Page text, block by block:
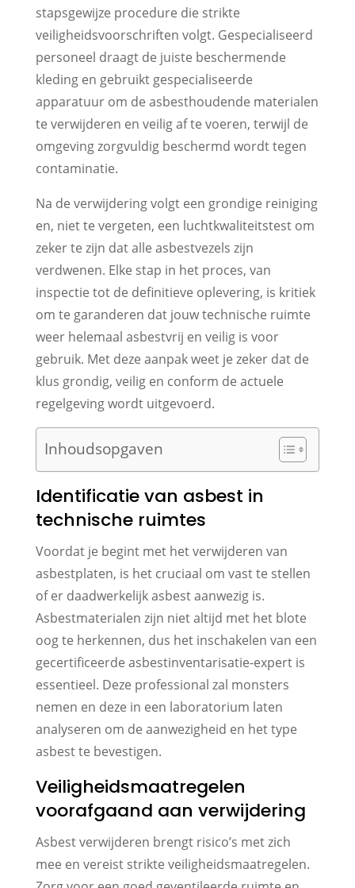
stapsgewijze procedure die strikte
veiligheidsvoorschriften volgt. Gespecialiseerd
personeel draagt de juiste beschermende
kleding en gebruikt gespecialiseerde
apparatuur om de asbesthoudende materialen
te verwijderen en veilig af te voeren, terwijl de
omgeving zorgvuldig beschermd wordt tegen
contaminatie.
Na de verwijdering volgt een grondige reiniging
en, niet te vergeten, een luchtkwaliteitstest om
zeker te zijn dat alle asbestvezels zijn
verdwenen. Elke stap in het proces, van
inspectie tot de definitieve oplevering, is kritiek
om te garanderen dat jouw technische ruimte
weer helemaal asbestvrij en veilig is voor
gebruik. Met deze aanpak weet je zeker dat de
klus grondig, veilig en conform de actuele
regelgeving wordt uitgevoerd.
Inhoudsopgaven
Identificatie van asbest in
technische ruimtes
Voordat je begint met het verwijderen van
asbestplaten, is het cruciaal om vast te stellen
of er daadwerkelijk asbest aanwezig is.
Asbestmaterialen zijn niet altijd met het blote
oog te herkennen, dus het inschakelen van een
gecertificeerde asbestinventarisatie-expert is
essentieel. Deze professional zal monsters
nemen en deze in een laboratorium laten
analyseren om de aanwezigheid en het type
asbest te bevestigen.
Veiligheidsmaatregelen
voorafgaand aan verwijdering
Asbest verwijderen brengt risico’s met zich
mee en vereist strikte veiligheidsmaatregelen.